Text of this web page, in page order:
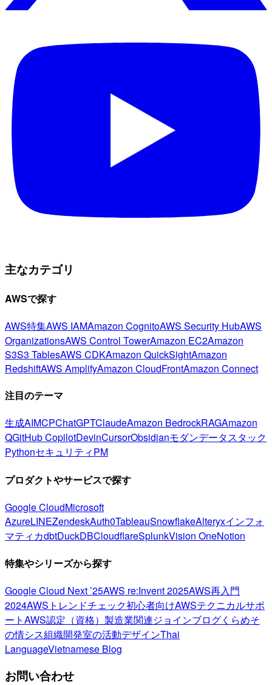
主なカテゴリ
AWSで探す
AWS特集AWS IAMAmazon CognitoAWS Security HubAWS
OrganizationsAWS Control TowerAmazon EC2Amazon
S3S3 TablesAWS CDKAmazon QuickSightAmazon
RedshiftAWS AmplifyAmazon CloudFrontAmazon Connect
注目のテーマ
生成AIMCPChatGPTClaudeAmazon BedrockRAGAmazon
QGitHub CopilotDevinCursorObsidianモダンデータスタック
PythonセキュリティPM
プロダクトやサービスで探す
Google CloudMicrosoft
AzureLINEZendeskAuth0TableauSnowflakeAlteryxインフォ
マティカdbtDuckDBCloudflareSplunkVision OneNotion
特集やシリーズから探す
Google Cloud Next ’25AWS re:Invent 2025AWS再入門
2024AWSトレンドチェック初心者向けAWSテクニカルサポ
ートAWS認定（資格） 製造業関連ジョインブログくらめそ
の情シス組織開発室の活動デザインThai
LanguageVietnamese Blog
お問い合わせ